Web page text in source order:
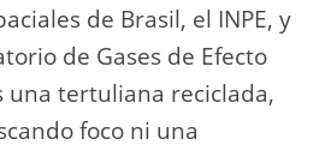
de Brasil, el INPE, y
de Gases de Efecto
una tertuliana reciclada,
foco ni una